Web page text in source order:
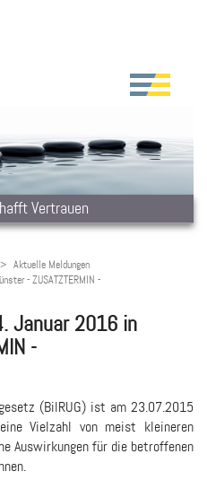
Vertrauen
Aktuelle Meldungen
- ZUSATZTERMIN -
Januar 2016 in
-
(BilRUG) ist am 23.07.2015
Vielzahl von meist kleineren
Auswirkungen für die betroffenen